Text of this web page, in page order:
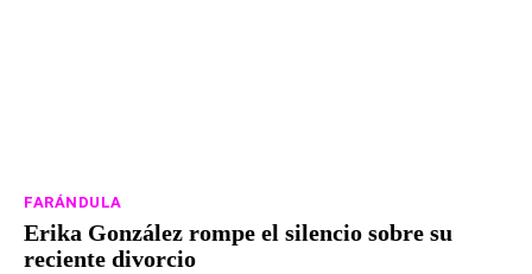
FARÁNDULA
Erika González rompe el silencio sobre su
reciente divorcio